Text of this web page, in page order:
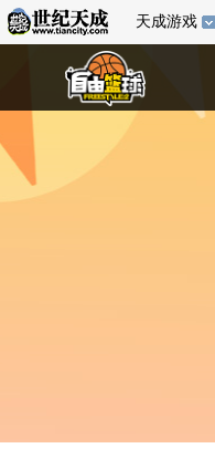
天成游戏